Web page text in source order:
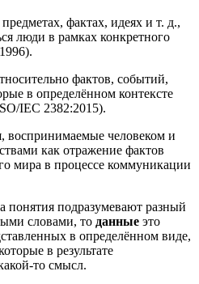
фактах, идеях и т. д.,
люди в рамках конкретного
фактов, событий,
в определённом контексте
IEC 2382:2015).
воспринимаемые человеком и
как отражение фактов
мира в процессе коммуникации
понятия подразумевают разный
словами, то данные это
в определённом виде,
в результате
то смысл.